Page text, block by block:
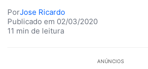
PorJose Ricardo
Publicado em 02/03/2020
11 min de leitura
ANÚNCIOS